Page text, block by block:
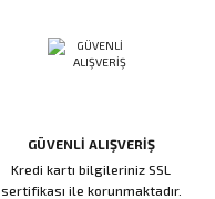
GÜVENLİ ALIŞVERİŞ
Kredi kartı bilgileriniz SSL
sertifikası ile korunmaktadır.